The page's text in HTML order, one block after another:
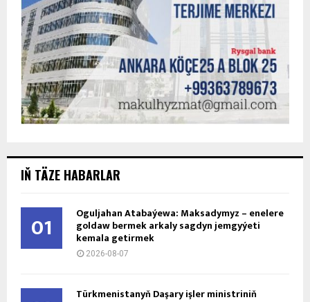
IŇ TÄZE HABARLAR
01 Oguljahan Atabaýewa: Maksadymyz – enelere
goldaw bermek arkaly sagdyn jemgyýeti
kemala getirmek
2026-08-07
Türkmenistanyň Daşary işler ministriniň